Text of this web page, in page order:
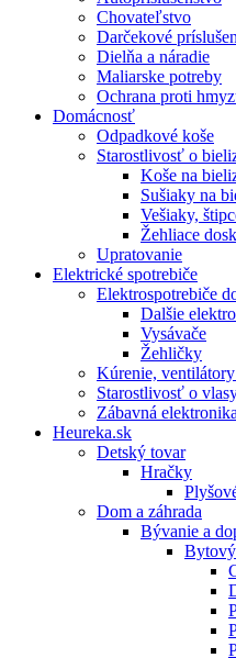
Chovateľstvo
Darčekové
Dielňa a náradie
Maliarske potreby
Ochrana proti
Domácnosť
Odpadkové koše
Starostlivosť o
Koše na
Sušiaky na
Vešiaky,
Žehliace
Upratovanie
Elektrické spotrebiče
Elektrospotrebiče
Dalšie
Vysávače
Žehličky
Kúrenie,
Starostlivosť o
Zábavná elektronika
Heureka.sk
Detský tovar
Hračky
Dom a záhrada
Bývanie a